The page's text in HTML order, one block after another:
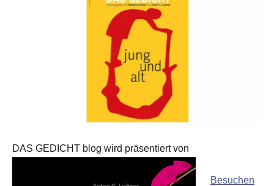
DAS GEDICHT blog wird präsentiert von
Besuchen